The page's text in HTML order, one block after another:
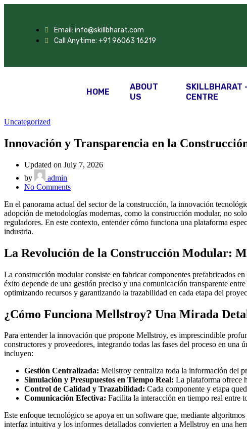
Email: info@skillbharat.com
Call Anytime: +91 96063 16219
HOME
ABOUT
US
SKILLBHARAT
CENTRE
Uncategorized
Innovación y Transparencia en la
Updated on July 7, 2026
by
admin
No Comments
En el panorama actual del sector de la construcción, la innovación
adopción de metodologías modernas, como la construcción modular, no
reguladores. En este contexto, entender cómo funciona una plataforma
industria.
La Revolución de la Construcción Modular:
La construcción modular consiste en fabricar componentes prefabricados
éxito depende de una gestión preciso y una comunicación transparente
optimizando recursos y garantizando la trazabilidad en cada etapa del
¿Cómo Funciona Mellstroy? Una Mirada
Para entender la innovación que propone Mellstroy, es imprescindible
constructores y proveedores, integrando todas las fases del proceso en
incluyen:
Gestión Centralizada: Mellstroy centraliza toda la información del
Simulación y Presupuestos en Tiempo Real: La plataforma ofrece
Control de Calidad y Trazabilidad: Cada componente y etapa
Comunicación Efectiva: Facilita la interacción en tiempo real entre
Este enfoque tecnológico se apoya en un software que, mediante
interfaz intuitiva y los informes detallados convierten a Mellstroy en una